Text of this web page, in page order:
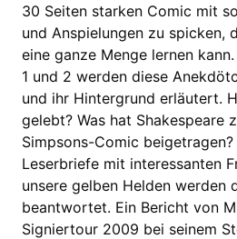
30 Seiten starken Comic mit
und Anspielungen zu spicken,
eine ganze Menge lernen
1 und 2 werden diese
und ihr Hintergrund erläutert.
gelebt? Was hat Shakespeare
Simpsons-Comic
Leserbriefe mit interessanten
unsere gelben Helden werden
beantwortet. Ein Bericht von
Signiertour 2009 bei seinem